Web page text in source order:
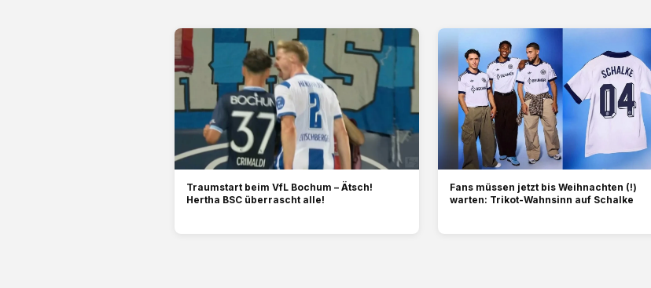
Traumstart beim VfL Bochum – Ätsch!
Hertha BSC überrascht alle!
Fans müssen jetzt bis Weihnachten (!)
warten: Trikot-Wahnsinn auf Schalke